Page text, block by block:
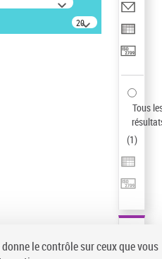
20
résultats/page
Tous
(1)
le contrôle sur ceux que vous